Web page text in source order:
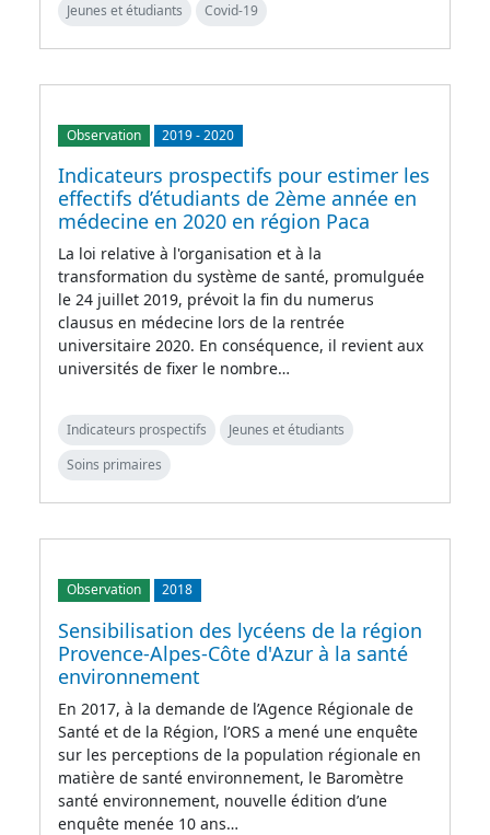
Jeunes et étudiants Covid-19
Observation 2019-2020
Indicateurs prospectifs pour estimer les
effectifs d’étudiants de 2ème année en
médecine en 2020 en région Paca
La loi relative à l'organisation et à la
transformation du système de santé, promulguée
le 24 juillet 2019, prévoit la fin du numerus
clausus en médecine lors de la rentrée
universitaire 2020. En conséquence, il revient aux
universités de fixer le nombre…
Indicateurs prospectifs
Jeunes et étudiants
Soins primaires
Observation 2018
Sensibilisation des lycéens de la région
Provence-Alpes-Côte d'Azur à la santé
environnement
En 2017, à la demande de l’Agence Régionale de
Santé et de la Région, l’ORS a mené une enquête
sur les perceptions de la population régionale en
matière de santé environnement, le Baromètre
santé environnement, nouvelle édition d’une
enquête menée 10 ans…